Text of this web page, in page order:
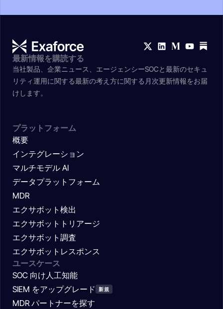
最新情報を購読する
当社製品、企業ニュース、エージェンシーSOCと最新のセキュ
リティ運用に関する最新の考え方に関する月次更新情報をお届
けします。
プラットフォーム
概要
インテグレーション
マルチモデル AI
データプラットフォーム
MDR
エクサボット検出
エクサボットトリアージ
エクサボット調査
エクサボットレスポンス
ユースケース
SOC 向け人工知能
SIEM をアップグレード
新規
MDR パートナーを探す